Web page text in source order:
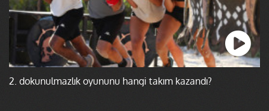
2. dokunulmazlık oyununu hangi takım kazandı?